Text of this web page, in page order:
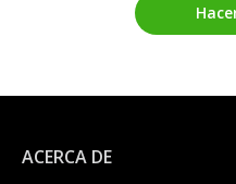
ACERCA DE